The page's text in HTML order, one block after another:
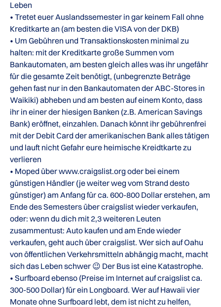
Leben
• Tretet euer Auslandssemester in gar keinem Fall ohne
Kreditkarte an (am besten die VISA von der DKB)
• Um Gebühren und Transaktionskosten minimal zu
halten: mit der Kreditkarte große Summen vom
Bankautomaten, am besten gleich alles was ihr ungefähr
für die gesamte Zeit benötigt, (unbegrenzte Beträge
gehen fast nur in den Bankautomaten der ABC-Stores in
Waikiki) abheben und am besten auf einem Konto, dass
ihr in einer der hiesigen Banken (z.B. American Savings
Bank) eröffnet, einzahlen. Danach könnt ihr gebührenfrei
mit der Debit Card der amerikanischen Bank alles tätigen
und lauft nicht Gefahr eure heimische Kreidtkarte zu
verlieren
• Moped über www.craigslist.org oder bei einem
günstigen Händler (je weiter weg vom Strand desto
günstiger) am Anfang für ca. 600-800 Dollar erstehen, am
Ende des Semesters über craigslist wieder verkaufen,
oder: wenn du dich mit 2,3 weiteren Leuten
zusammentust: Auto kaufen und am Ende wieder
verkaufen, geht auch über craigslist. Wer sich auf Oahu
von öffentlichen Verkehrsmitteln abhängig macht, macht
sich das Leben schwer 😉 Der Bus ist eine Katastrophe.
• Surfboard ebenso (Preise im Internet auf craigslist ca.
300-500 Dollar) für ein Longboard. Wer auf Hawaii vier
Monate ohne Surfboard lebt, dem ist nicht zu helfen,